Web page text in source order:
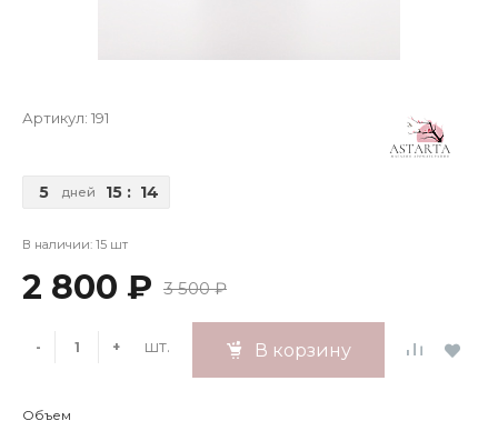
Артикул: 191
5 дней 15 : 14
В наличии: 15 шт
2 800 ₽ 3 500 ₽
- + шт. В корзину
Объем